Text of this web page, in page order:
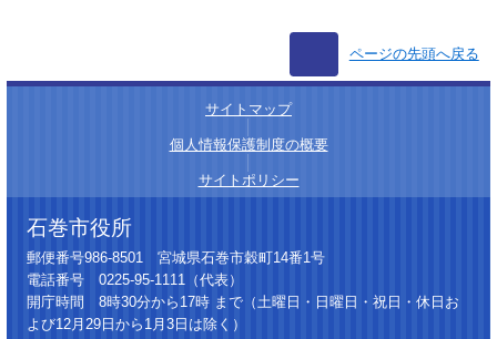
ページの先頭へ戻る
サイトマップ
個人情報保護制度の概要
サイトポリシー
石巻市役所
郵便番号986-8501 宮城県石巻市穀町14番1号
電話番号 0225-95-1111（代表）
開庁時間 8時30分から17時 まで（土曜日・日曜日・祝日・休日お
よび12月29日から1月3日は除く）